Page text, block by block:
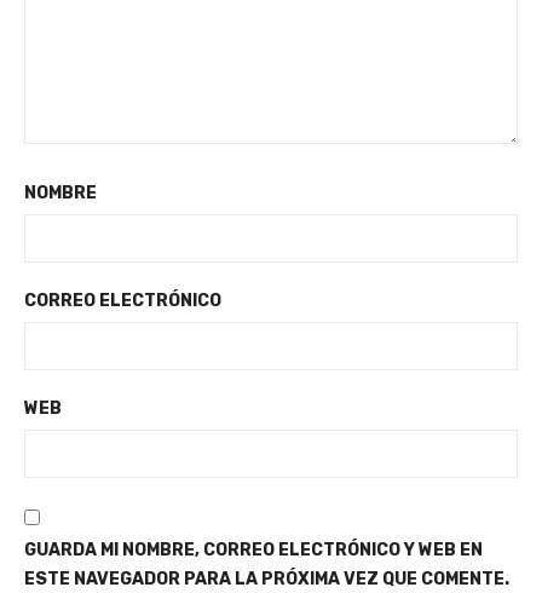
NOMBRE
CORREO ELECTRÓNICO
WEB
GUARDA MI NOMBRE, CORREO ELECTRÓNICO Y WEB EN
ESTE NAVEGADOR PARA LA PRÓXIMA VEZ QUE COMENTE.